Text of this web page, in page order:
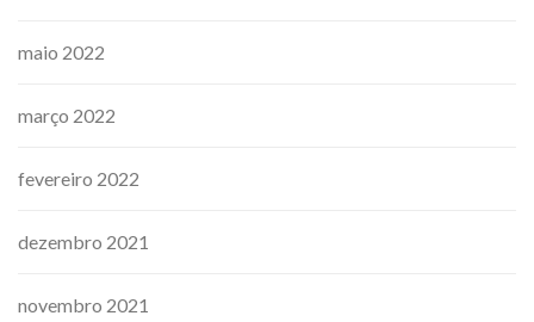
maio 2022
março 2022
fevereiro 2022
dezembro 2021
novembro 2021